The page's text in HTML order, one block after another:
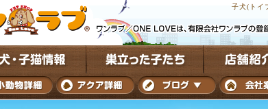
子犬(トイ